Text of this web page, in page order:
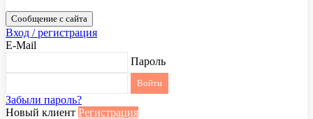
Сообщение с сайта
Вход / регистрация
E-Mail
Пароль
Забыли пароль?
Новый клиент Регистрация